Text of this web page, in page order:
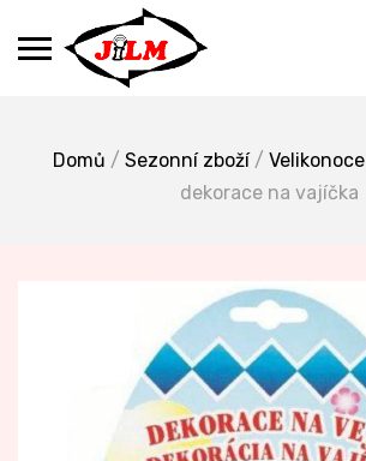
Domů / Sezonní zboží/ Velikonoce
dekorace na vajíčka